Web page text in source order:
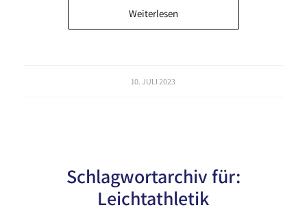
Weiterlesen
10. JULI 2023
Schlagwortarchiv für:
Leichtathletik